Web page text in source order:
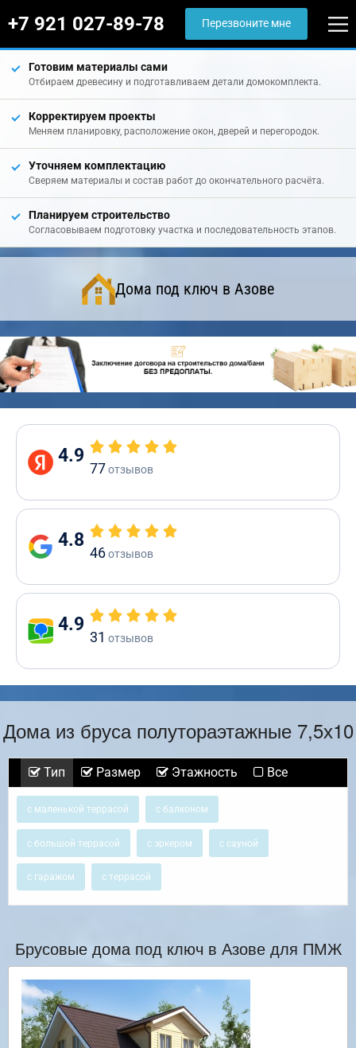
+7 921 027-89-78 Перезвоните мне
Готовим материалы сами
Отбираем древесину и подготавливаем детали домокомплекта.
Корректируем проекты
Меняем планировку, расположение окон, дверей и перегородок.
Уточняем комплектацию
Сверяем материалы и состав работ до окончательного расчёта.
Планируем строительство
Согласовываем подготовку участка и последовательность этапов.
Дома под ключ в Азове
4.9
77отзывов
4.8
46отзывов
4.9
31 отзывов
Дома из бруса полутораэтажные 7,5х10
Тип Размер Этажность Все
с маленькой террасой с балконом
с большой террасой с эркером с сауной
с гаражом с террасой
Брусовые дома под ключ в Азове для ПМЖ